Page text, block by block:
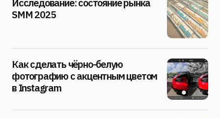
SMM 2025
Как сделать чёрно-белую
фотографию с акцентным цветом
в Instagram